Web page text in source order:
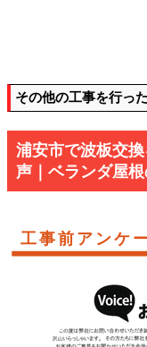
その他の工事を行っ
浦安市で波板交
声｜ベランダ屋
工事前アンケ